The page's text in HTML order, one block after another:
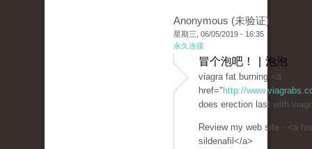
Anonymous (未验证)
星期三, 06/05/2019 - 16:35
永久连接
冒个泡吧！ | 泡泡
viagra fat burning <a
href=" http://
does erection last with
Review my web site - <a
sildenafil</a>